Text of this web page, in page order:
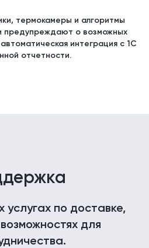
термокамеры и алгоритмы
предупреждают о возможных
интеграция с 1С
отчетности.
услугах по доставке,
для